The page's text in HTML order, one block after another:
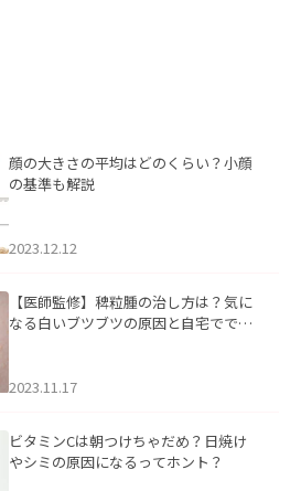
顔の大きさの平均はどのくらい？小顔
の基準も解説
2023.12.12
【医師監修】稗粒腫の治し方は？気に
なる白いブツブツの原因と自宅ででき
2023.11.17
ビタミンCは朝つけちゃだめ？日焼け
やシミの原因になるってホント？